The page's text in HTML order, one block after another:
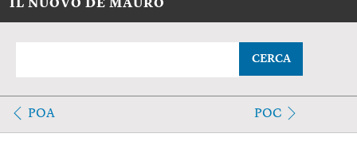
IL NUOVO DE MAURO
CERCA
POA POC